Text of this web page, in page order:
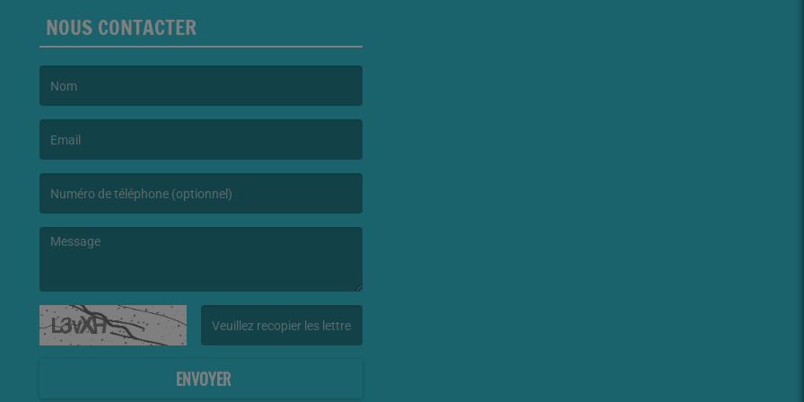
NOUS CONTACTER
ENVOYER